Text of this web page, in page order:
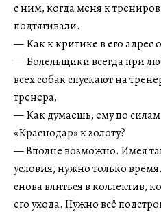
с ним, когда меня к
подтягивали.
— Как к критике в его адрес
— Болельщики всегда при
всех собак спускают на
тренера.
— Как думаешь, ему по
«Краснодар» к золоту?
— Вполне возможно. Имея
условия, нужно только
снова влиться в коллектив,
его ухода. Нужно всё